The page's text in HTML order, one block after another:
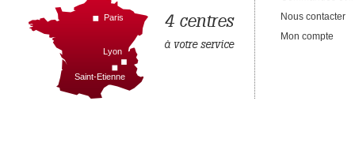
4 centres
à votre service
Paris
Lyon
Saint-Etienne
Nous contacter
Mon compte